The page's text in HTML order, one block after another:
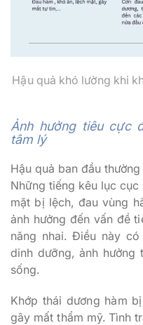
Hậu quả khó lường khi
Ảnh hưởng tiêu cực
tâm lý
Hậu quả ban đầu
Những tiếng kêu lục
mặt bị lệch, đau vùng
ảnh hưởng đến vấn đề
năng nhai. Điều này
dinh dưỡng, ảnh
sống.
Khớp thái dương hàm
gây mất thẩm mỹ. Tình